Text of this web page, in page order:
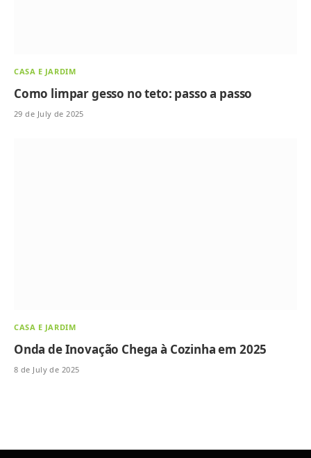
CASA E JARDIM
Como limpar gesso no teto: passo a passo
29 de July de 2025
CASA E JARDIM
Onda de Inovação Chega à Cozinha em 2025
8 de July de 2025